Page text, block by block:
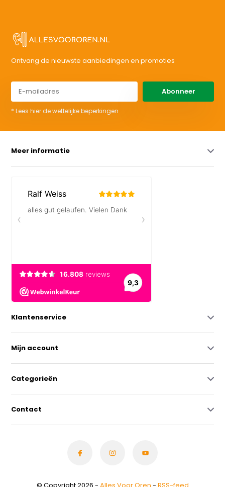
Ontvang de nieuwste aanbiedingen en promoties
Abonneer
* Lees hier de wettelijke beperkingen
Meer informatie
Klantenservice
Mijn account
Categorieën
Contact